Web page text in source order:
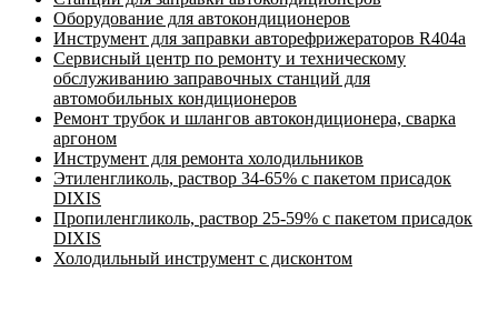
Оборудование для автокондиционеров
Инструмент для заправки авторефрижераторов R404a
Сервисный центр по ремонту и техническому
обслуживанию заправочных станций для
автомобильных кондиционеров
Ремонт трубок и шлангов автокондиционера, сварка
аргоном
Инструмент для ремонта холодильников
Этиленгликоль, раствор 34-65% с пакетом присадок
DIXIS
Пропиленгликоль, раствор 25-59% с пакетом присадок
DIXIS
Холодильный инструмент с дисконтом